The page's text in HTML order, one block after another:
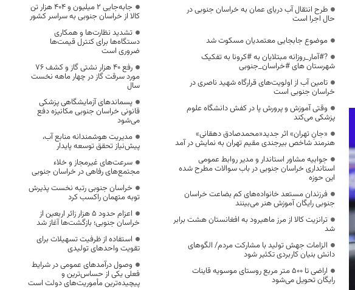
طرح‌ انتقال آب دریای عمان به خراسان جنوبی در
حال اجرا است
موضوع جابجایی معتمدیان مسکوت شد
?#آمار_روزانه مبتلایان به #کرونا به تفکیک
شهرستان های #خراسان_جنوبی
تامین آب از اولویت‌های قرارگاه شهید ناصری در
خراسان جنوبی است
وقتی آموزش و پرورش پا در کفش دانشگاه علوم
پزشکی می‌کند
«جانِ تهران» اثر جدید«محمدصادق دهقانی»
هنرمند شاخص بیرجندی مقیم تهران به نمایش در آمد
جوابیه مشاور استاندار و مدیر روابط عمومی
استانداری خراسان جنوبی در باب سوالات مطرح شده
این حوزه
فرزندان مستعد خانواده‌های کم بضاعت خراسان
جنوبی رایگان آموزش هنر می‌بینند
ترانزیت کالا از مرز ماهیرود به افغانستان هشت برابر
شد
الزامات جهش تولید با مشارکت مردم/ الگوهای
دانش بنیان کاربردی تکثیر شود
اراضی تا ۵۰۰ متر مربع روستای موسویه قاینات
رایگان تحویل می‌شود
جابه‌جایی 2 میلیون و 404 هزار تن
کالا از خراسان جنوبی به سراسر کشور
تشدید نظارت‌ها و همکاری
دستگاه‌ها برای کنترل قیمت‌ها
ضروری است
رفع 40 هزار نشتی گاز و کشف 76
مورد سرقت گاز در چهار ماهه نخست
سال
پسماندهای آزمایشگاهی پزشکی
قانونی خراسان جنوبی مکانیزه دفع
می‌شود
مدیریت هوشمندانه منابع آب،
پیش‌نیاز تحقق توسعه پایدار
سرعت‌های غیرمجاز و خلاء
مجتمع‌های رفاهی در خراسان جنوبی
خراسان جنوبی رتبه نخست پذیرش
توبه متهمان راکسب کرد
اعزام حدود 5 هزار زائر اربعین از
خراسان جنوبی؛ بازگشت‌ها آغاز شد
استفاده از ظرفیت تسهیلات برای
تقویت واحدهای تولیدی
وصول درآمدهای عمومی در شرایط
فعلی یکی از حساس‌ترین و
پیچیده‌ترین مأموریت‌های دولت است